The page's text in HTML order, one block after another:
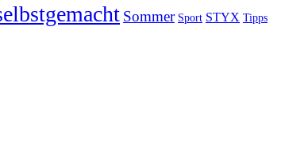
Sommer Sport STYX Tipps